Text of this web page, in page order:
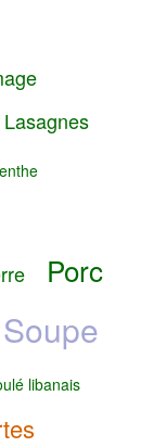
Lasagnes
Porc
Soupe
libanais